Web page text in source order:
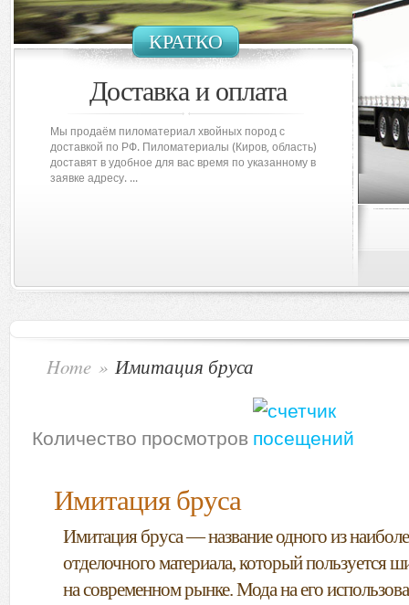
КРАТКО
Доставка и оплата
Мы продаём пиломатериал хвойных пород с
доставкой по РФ. Пиломатериалы (Киров, область)
доставят в удобное для вас время по указанному в
заявке адресу. ...
Home » Имитация бруса
Количество просмотров
Имитация бруса
Имитация бруса — название одного из
отделочного материала, который пользуется
на современном рынке. Мода на его